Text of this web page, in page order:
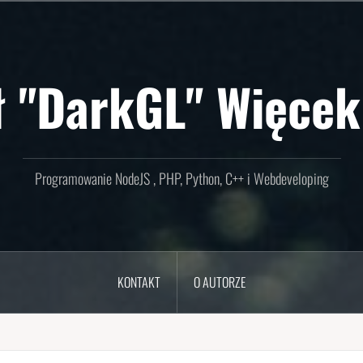
"DarkGL"
Programowanie NodeJS , PHP, Python, C++ i Webdeveloping
KONTAKT O AUTORZE